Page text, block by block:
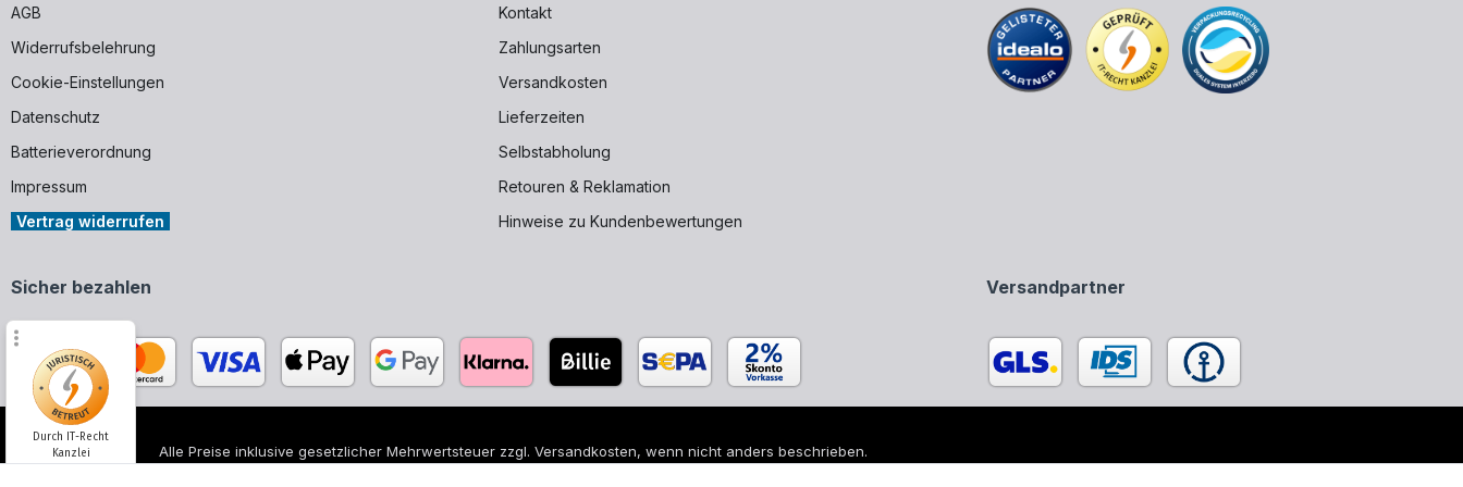
AGB
Widerrufsbelehrung
Cookie-Einstellungen
Datenschutz
Batterieverordnung
Impressum
Vertrag widerrufen
Kontakt
Zahlungsarten
Versandkosten
Lieferzeiten
Selbstabholung
Retouren & Reklamation
Hinweise zu Kundenbewertungen
Sicher bezahlen Versandpartner
Alle Preise inklusive gesetzlicher Mehrwertsteuer zzgl. Versandkosten, wenn nicht anders beschrieben.
Durch IT-Recht
Kanzlei